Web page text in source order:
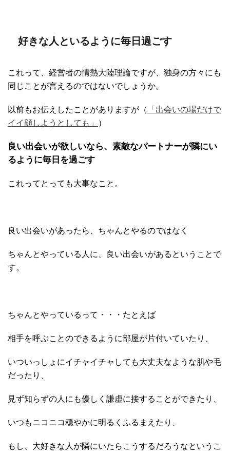
好きな人といるように毎日過ごす
これって、経営者の情熱大陸理論ですが、独身の方々にも
同じことが言えるのではないでしょうか。
以前もお伝えしたことがありますが（
「出会いの場だけで
イイ顔しようとしても」
）
良い出会いが欲しいなら、素敵なパートナーが隣にい
るように毎日を過ごす
これってとっても大事なこと。
良い出会いがあったら、ちゃんとやるのではなく
ちゃんとやっている人に、良い出会いがあるということで
す。
ちゃんとやっているって・・・たとえば
相手を呼ぶことのできるように部屋が片付いていたり、
いついっしょにイチャイチャしても大丈夫なような肌や毛
だったり、
見ず知らずの人にも優しく謙虚に接することができたり、
いつもニコニコ穏やかに明るくふるまえたり、
もし、大好きな人が隣にいたらこうするだろうなというこ